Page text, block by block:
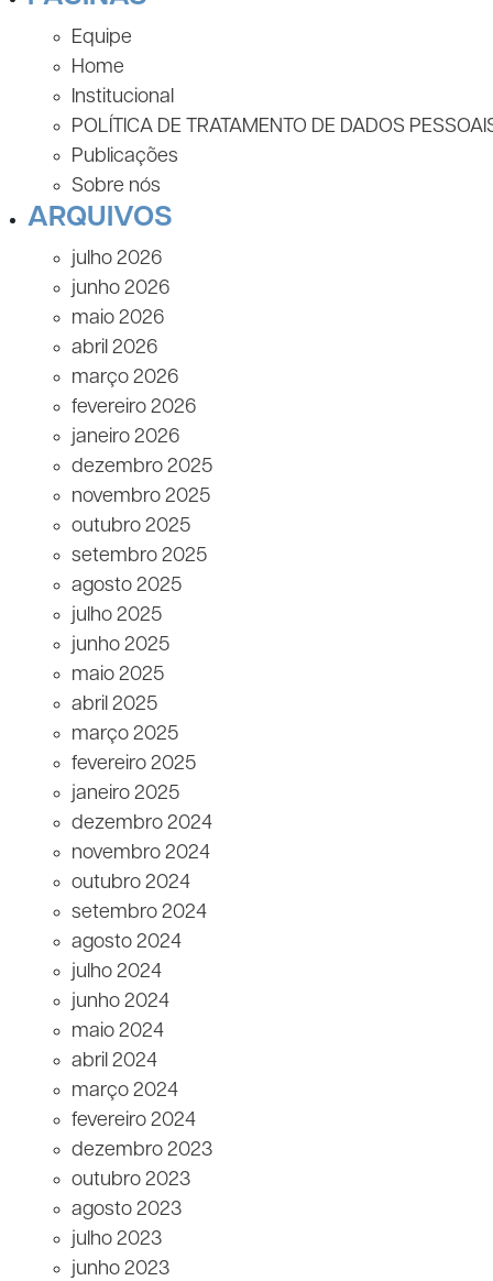
Equipe
Home
Institucional
POLÍTICA DE TRATAMENTO DE DADOS
Publicações
Sobre nós
ARQUIVOS
julho 2026
junho 2026
maio 2026
abril 2026
março 2026
fevereiro 2026
janeiro 2026
dezembro 2025
novembro 2025
outubro 2025
setembro 2025
agosto 2025
julho 2025
junho 2025
maio 2025
abril 2025
março 2025
fevereiro 2025
janeiro 2025
dezembro 2024
novembro 2024
outubro 2024
setembro 2024
agosto 2024
julho 2024
junho 2024
maio 2024
abril 2024
março 2024
fevereiro 2024
dezembro 2023
outubro 2023
agosto 2023
julho 2023
junho 2023